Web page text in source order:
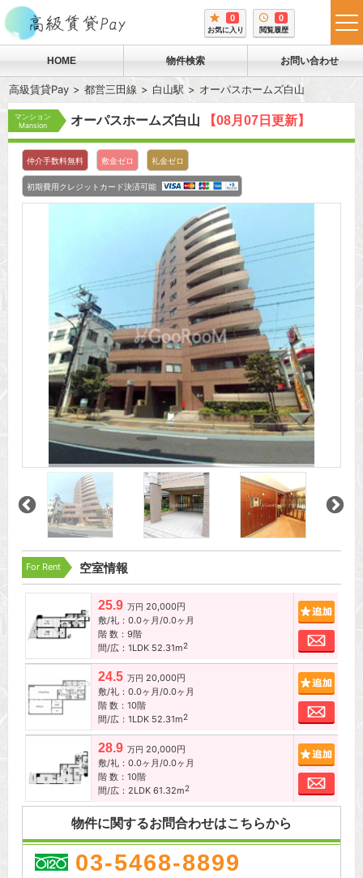
0
お気に入り
0
閲覧履歴
HOME 物件検索 お問い合わせ
高級賃貸Pay 都営三田線 白山駅 オーパスホームズ白山
マンション
Mansion
オーパスホームズ白山 【08月07日更新】
仲介手数料無料 敷金ゼロ 礼金ゼロ
初期費用クレジットカード決済可能
For Rent 空室情報
25.9 万円 20,000円
敷/礼：0.0ヶ月/0.0ヶ月
階 数：9階
間/広：1LDK 52.31m2
お問
24.5 万円 20,000円
敷/礼：0.0ヶ月/0.0ヶ月
階 数：10階
間/広：1LDK 52.31m2
お問
28.9 万円 20,000円
敷/礼：0.0ヶ月/0.0ヶ月
階 数：10階
間/広：2LDK 61.32m2
お問
物件に関するお問合わせはこちらから
03-5468-8899